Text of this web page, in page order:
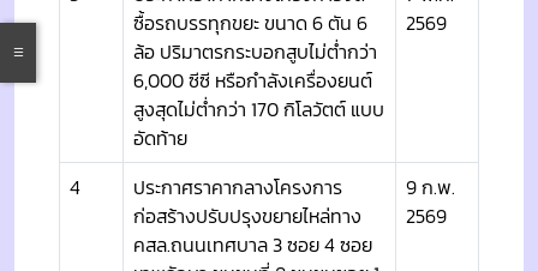
ซื้อรถบรรทุกขยะ ขนาด 6 ตัน 6
ล้อ ปริมาตรกระบอกสูบไม่ต่ำกว่า
6,000 ซีซี หรือกำลังเครื่องยนต์
สูงสุดไม่ต่ำกว่า 170 กิโลวัตต์ แบบ
อัดท้าย
2569
4
ประกาศราคากลางโครงการ
ก่อสร้างปรับปรุงขยายไหล่ทาง
คสล.ถนนเทศบาล 3 ซอย 4 ซอย
9 ก.พ.
2569